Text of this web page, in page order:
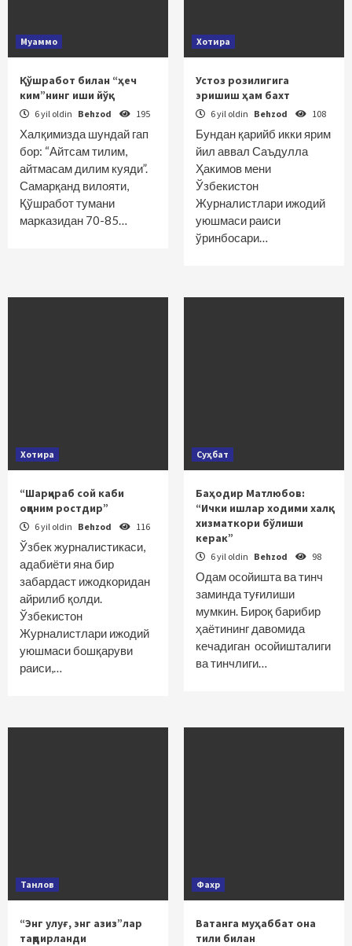
Муаммо
Қўшработ билан “ҳеч
ким”нинг иши йўқ
6 yil oldin Behzod 195
Халқимизда шундай гап
бор: “Айтсам тилим,
айтмасам дилим куяди”.
Самарқанд вилояти,
Қўшработ тумани
марказидан 70-85…
Хотира
Устоз розилигига
эришиш ҳам бахт
6 yil oldin Behzod 108
Бундан қарийб икки ярим
йил аввал Саъдулла
Ҳакимов мени
Ўзбекистон
Журналистлари ижодий
уюшмаси раиси
ўринбосари…
Хотира
“Шарқираб сой каби
оққаним ростдир”
6 yil oldin Behzod 116
Ўзбек журналистикаси,
адабиёти яна бир
забардаст ижодкоридан
айрилиб қолди.
Ўзбекистон
Журналистлари ижодий
уюшмаси бошқаруви
раиси,…
Суҳбат
Баҳодир Матлюбов:
“Ички ишлар ходими халқ
хизматкори бўлиши
керак”
6 yil oldin Behzod 98
Одам осойишта ва тинч
заминда туғилиши
мумкин. Бироқ барибир
ҳаётининг давомида
кечадиган осо­йишталиги
ва тинчлиги…
Танлов
“Энг улуғ, энг азиз”лар
тақдирланди
Фахр
Ватанга муҳаббат она
тили билан